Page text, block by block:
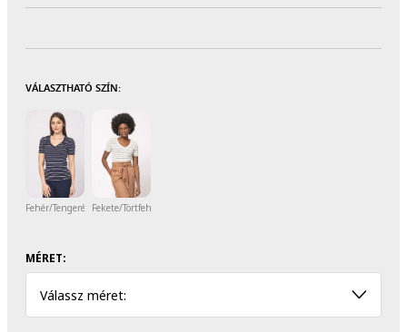
VÁLASZTHATÓ SZÍN:
Fehér/TengerészkékFekete/Törtfehér
MÉRET:
Válassz méret: